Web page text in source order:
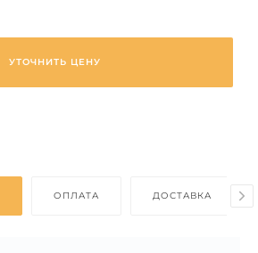
УТОЧНИТЬ ЦЕНУ
ОПЛАТА ДОСТАВКА